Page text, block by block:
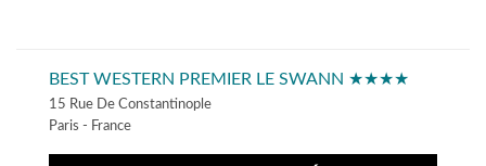
BEST WESTERN PREMIER LE SWANN ★★★★
15 Rue De Constantinople
Paris - France